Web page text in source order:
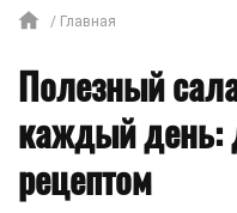
Главная
Полезный
каждый день:
рецептом